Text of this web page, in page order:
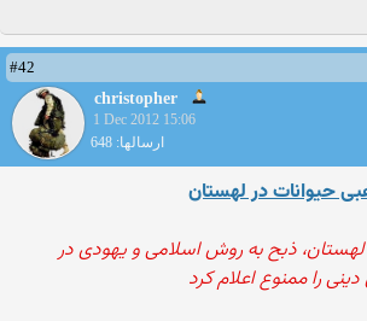
#42
christopher
1 Dec 2012 15:06
ارسالها: 648
حیوانات در لهستان
لهستان، ذبح به روش اسلامی و یهودی در
را ممنوع اعلام کرد